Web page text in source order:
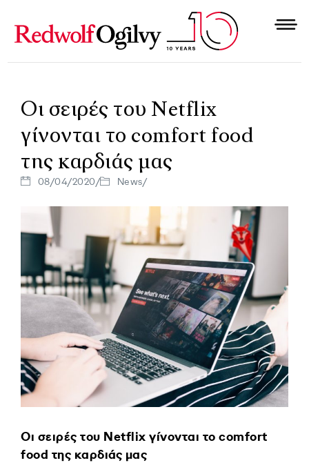
Οι σειρές του N etflix
γίνονται το comfort food
της καρδιάς μας
08/04/2020/ News/
Οι σειρές του Netflix γίνονται το comfort
food της καρδιάς μας